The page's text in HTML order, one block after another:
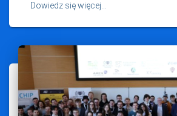
Dowiedz się więcej…